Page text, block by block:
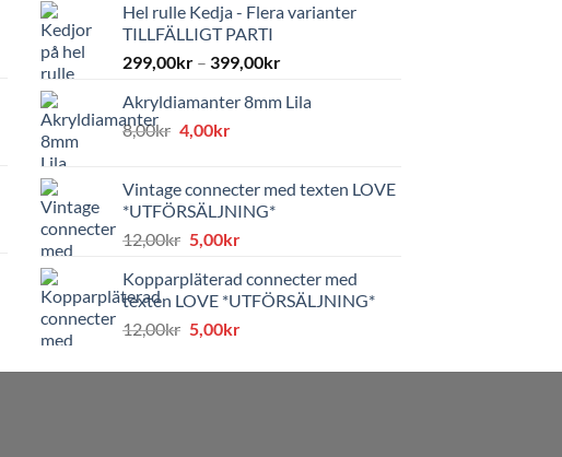
Hel rulle Kedja - Flera varianter
TILLFÄLLIGT PARTI
299,00kr – 399,00kr
Akryldiamanter 8mm Lila
8,00kr Det
var:
8,00kr.
4,00krDet
är:
4,00kr.
Vintage connecter med texten LOVE
*UTFÖRSÄLJNING*
12,00kr Det
priset
var:
12,00kr.
5,00krDet
priset
är:
5,00kr.
Kopparpläterad connecter med
texten LOVE *UTFÖRSÄLJNING*
12,00kr Det
priset
5,00krDet
priset